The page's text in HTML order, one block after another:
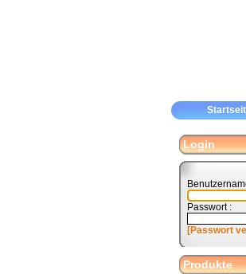
Login
Passwort :
[Passwort
Produkte